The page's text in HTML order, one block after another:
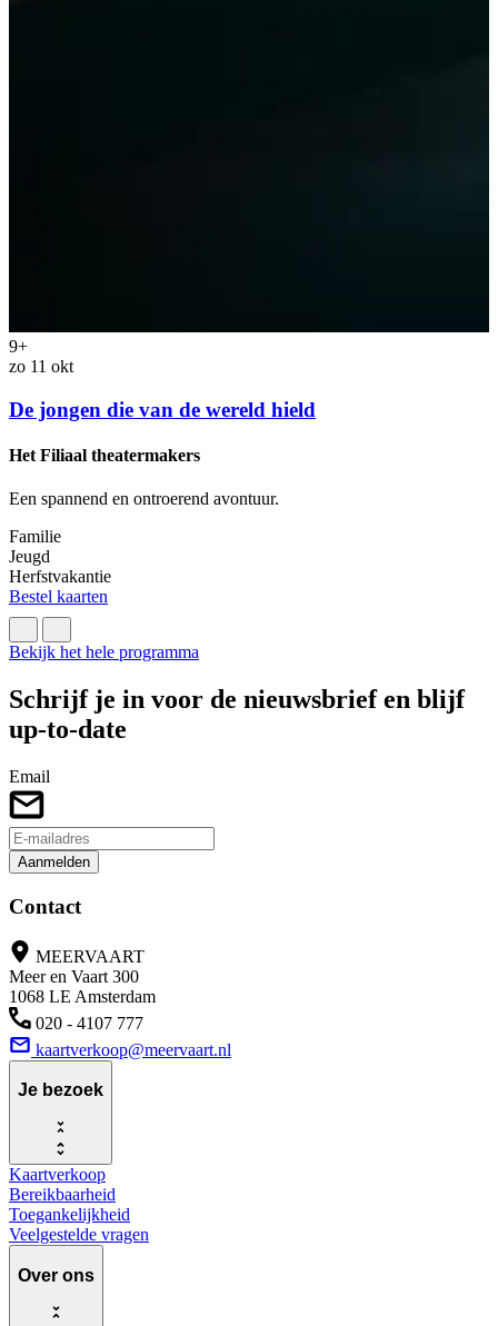
9+
zo 11 okt
De jongen die van de wereld hield
Het Filiaal theatermakers
Een spannend en ontroerend avontuur.
Familie
Jeugd
Herfstvakantie
Bestel kaarten
Bekijk het hele programma
Schrijf je in voor de nieuwsbrief en blijf
up-to-date
Email
Aanmelden
Contact
MEERVAART
Meer en Vaart 300
1068 LE Amsterdam
020 - 4107 777
kaartverkoop@meervaart.nl
Je bezoek
Kaartverkoop
Bereikbaarheid
Toegankelijkheid
Veelgestelde vragen
Over ons